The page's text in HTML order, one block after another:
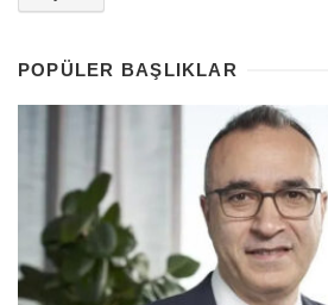
POPÜLER BAŞLIKLAR